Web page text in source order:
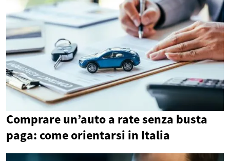
Comprare un’auto a rate senza busta
paga: come orientarsi in Italia